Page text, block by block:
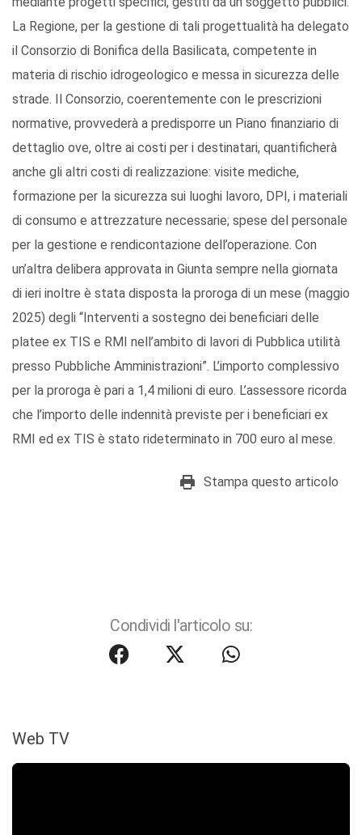
La Regione, per la gestione di tali progettualità ha delegato
il Consorzio di Bonifica della Basilicata, competente in
materia di rischio idrogeologico e messa in sicurezza delle
strade. Il Consorzio, coerentemente con le prescrizioni
normative, provvederà a predisporre un Piano finanziario di
dettaglio ove, oltre ai costi per i destinatari, quantificherà
anche gli altri costi di realizzazione: visite mediche,
formazione per la sicurezza sui luoghi lavoro, DPI, i materiali
di consumo e attrezzature necessarie; spese del personale
per la gestione e rendicontazione dell’operazione. Con
un’altra delibera approvata in Giunta sempre nella giornata
di ieri inoltre è stata disposta la proroga di un mese (maggio
2025) degli “Interventi a sostegno dei beneficiari delle
platee ex TIS e RMI nell’ambito di lavori di Pubblica utilità
presso Pubbliche Amministrazioni”. L’importo complessivo
per la proroga è pari a 1,4 milioni di euro. L’assessore ricorda
che l’importo delle indennità previste per i beneficiari ex
RMI ed ex TIS è stato rideterminato in 700 euro al mese.
Stampa questo articolo
Condividi l'articolo su:
Web TV